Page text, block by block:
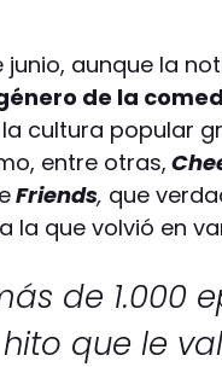
junio, aunque la
de la
cultura popular
entre otras,
Friends, que
la que volvió en
de 1.000
que le